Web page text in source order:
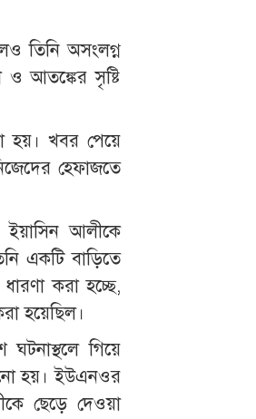
তিনি অসংলগ্ন
ও আতঙ্কের সৃষ্টি
হয়। খবর পেয়ে
হেফাজতে
ইয়াসিন আলীকে
একটি বাড়িতে
করা হচ্ছে,
হয়েছিল।
গিয়ে
হয়। ইউএনওর
ছেড়ে দেওয়া